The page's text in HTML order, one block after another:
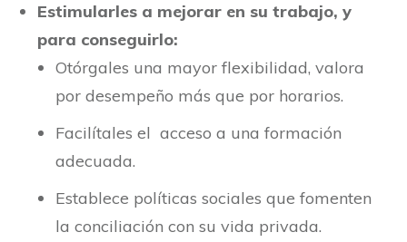
Estimularles a mejorar en su trabajo, y
para conseguirlo:
Otórgales una mayor flexibilidad, valora
por desempeño más que por horarios.
Facilítales el acceso a una formación
adecuada.
Establece políticas sociales que fomenten
la conciliación con su vida privada.